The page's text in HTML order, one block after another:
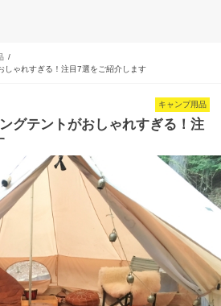
しゃれすぎる！注目7選をご紹介します
キャンプ用品
グテントがおしゃれすぎる！注